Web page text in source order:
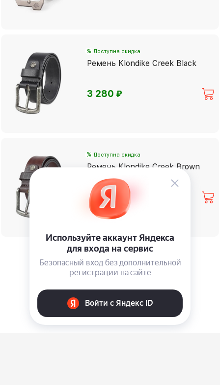
% Доступна скидка
Ремень Klondike Creek Black
3 280⃏
% Доступна скидка
Ремень Klondike Creek Brown
3 280